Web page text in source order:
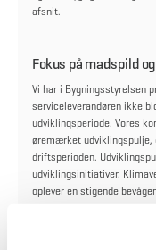
afsnit.
Fokus på madspild
Vi har i Bygningsstyrelsen
serviceleverandøren ikke
udviklingsperiode. Vores
øremærket udviklingspulje,
driftsperioden.
udviklingsinitiativer.
oplever en stigende
målbare og klare
madspildsmængder. Med